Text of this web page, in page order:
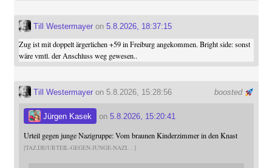
Till Westermayeron 5.8.2026, 18:37:15
Zug ist mit doppelt ärgerlichen +59 in Freiburg angekommen. Bright side: sonst
wäre vmtl. der Anschluss weg gewesen..
boosted
Till Westermayeron 5.8.2026, 15:28:56
Jürgen Kasek on 5.8.2026, 15:20:41
Urteil gegen junge Nazigruppe: Vom braunen Kinderzimmer in den Knast
TAZ.DE/URTEIL-GEGEN-JUNGE-NAZI